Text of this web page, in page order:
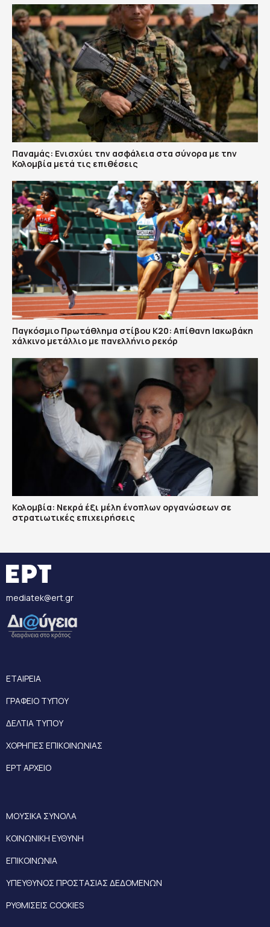
Παναμάς: Ενισχύει την ασφάλεια στα σύνορα με την
Κολομβία μετά τις επιθέσεις
Παγκόσμιο Πρωτάθλημα στίβου Κ20: Απίθανη Ιακωβάκη
χάλκινο μετάλλιο με πανελλήνιο ρεκόρ
Κολομβία: Νεκρά έξι μέλη ένοπλων οργανώσεων σε
στρατιωτικές επιχειρήσεις
mediatek@ert.gr
ΕΤΑΙΡΕΙΑ
ΓΡΑΦΕΙΟ ΤΥΠΟΥ
ΔΕΛΤΙΑ ΤΥΠΟΥ
ΧΟΡΗΓΙΕΣ ΕΠΙΚΟΙΝΩΝΙΑΣ
ΕΡΤ ΑΡΧΕΙΟ
ΜΟΥΣΙΚΑ ΣΥΝΟΛΑ
ΚΟΙΝΩΝΙΚΗ ΕΥΘΥΝΗ
ΕΠΙΚΟΙΝΩΝΙΑ
ΥΠΕΥΘΥΝΟΣ ΠΡΟΣΤΑΣΙΑΣ ΔΕΔΟΜΕΝΩΝ
ΡΥΘΜΙΣΕΙΣ COOKIES